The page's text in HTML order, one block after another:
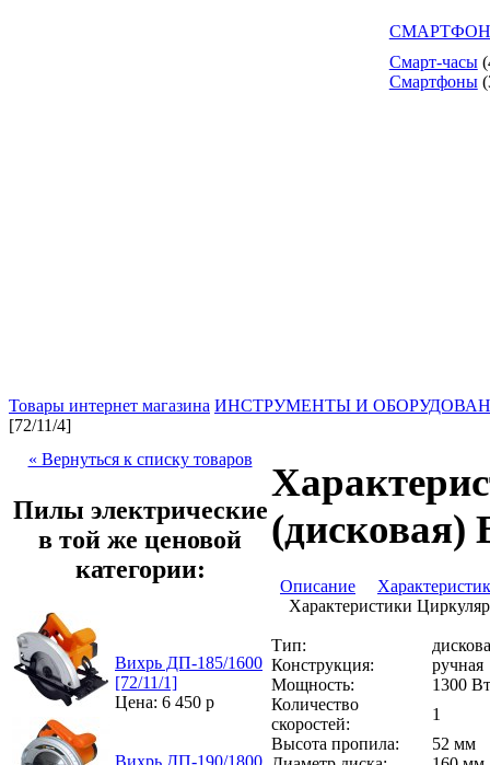
Смарт-часы
Смартфоны
Товары интернет магазина ИНСТРУМЕНТЫ И
[72/11/4]
« Вернуться к списку товаров
Пилы электрические
в той же ценовой
категории:
Вихрь ДП-185/1600
[72/11/1]
Цена: 6 450 р
Вихрь ДП-190/1800
(дисковая)
Описание
Характеристики
Тип:
Конструкция:
ручная
Мощность:
1300 Вт
Количество
скоростей:
1
Высота пропила:
52 мм